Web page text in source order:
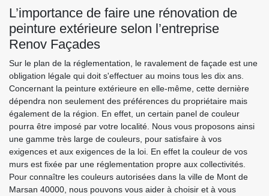
L’importance de faire une rénovation de
peinture extérieure selon l’entreprise
Renov Façades
Sur le plan de la réglementation, le ravalement de façade est une
obligation légale qui doit s'effectuer au moins tous les dix ans.
Concernant la peinture extérieure en elle-même, cette dernière
dépendra non seulement des préférences du propriétaire mais
également de la région. En effet, un certain panel de couleur
pourra être imposé par votre localité. Nous vous proposons ainsi
une gamme très large de couleurs, pour satisfaire à vos
exigences et aux exigences de la loi. En effet la couleur de vos
murs est fixée par une réglementation propre aux collectivités.
Pour connaître les couleurs autorisées dans la ville de Mont de
Marsan 40000, nous pouvons vous aider à choisir et à vous